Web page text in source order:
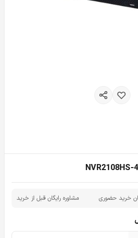
خرید حضوری مشاوره رایگان قبل از خرید